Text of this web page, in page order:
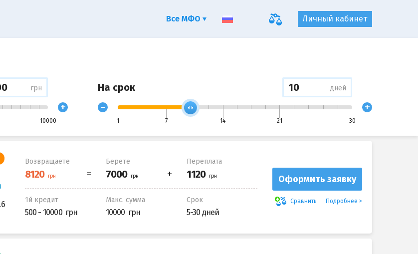
грн
10000
+
На срок дней
-
1 7 14 21 30
+
Возвращаете Берете Переплата
1й кредит
500 - 10000
Макс. сумма
10000
Срок
5-30 дней
Оформить заявку
Сравнить Подробнее
Личный кабинет
Все МФО